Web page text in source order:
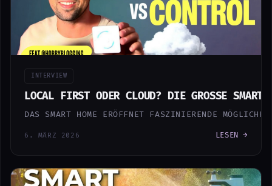
INTERVIEW
LOCAL FIRST ODER CLOUD? DIE GROSSE SMART
DAS SMART HOME ERÖFFNET FASZINIERENDE
6. MÄRZ 2026 LESEN →